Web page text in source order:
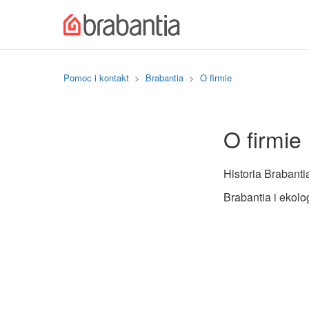
Pomoc i kontakt Brabantia O firmie
O firmie
Historia
Brabantia i